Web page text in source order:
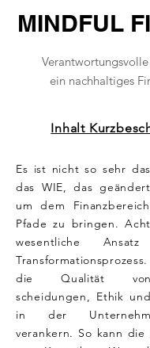
MINDFUL
ein nachhaltiges
Inhalt
Es ist nicht so sehr
das WIE, das
um dem
Pfade zu bringen.
wesentliche
die Qualität von
scheidungen, Ethik
in der
verankern. So kann die